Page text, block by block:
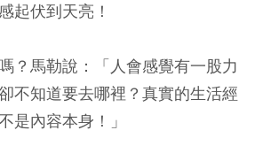
起伏到天亮！
？馬勒說：「人會感覺有一股力
不知道要去哪裡？真實的生活經
是內容本身！」